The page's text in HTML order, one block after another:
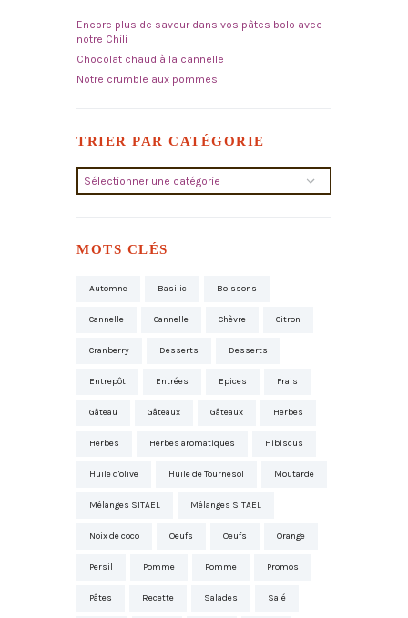
Encore plus de saveur dans vos pâtes bolo avec
notre Chili
Chocolat chaud à la cannelle
Notre crumble aux pommes
TRIER PAR CATÉGORIE
Trier
par
MOTS CLÉS
Automne Basilic Boissons
Cannelle Cannelle Chèvre Citron
Cranberry Desserts Desserts
Entrepôt Entrées Epices Frais
Gâteau Gâteaux Gâteaux Herbes
Herbes Herbes aromatiques Hibiscus
Huile d'olive Huile de Tournesol Moutarde
Mélanges SITAEL Mélanges SITAEL
Noix de coco Oeufs Oeufs Orange
Persil Pomme Pomme Promos
Pâtes Recette Salades Salé